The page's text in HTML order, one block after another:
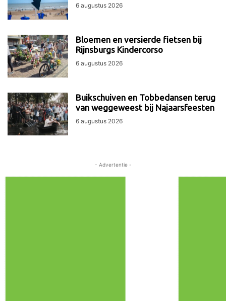
6 augustus 2026
Bloemen en versierde fietsen bij
Rijnsburgs Kindercorso
6 augustus 2026
Buikschuiven en Tobbedansen terug
van weggeweest bij Najaarsfeesten
6 augustus 2026
- Advertentie -